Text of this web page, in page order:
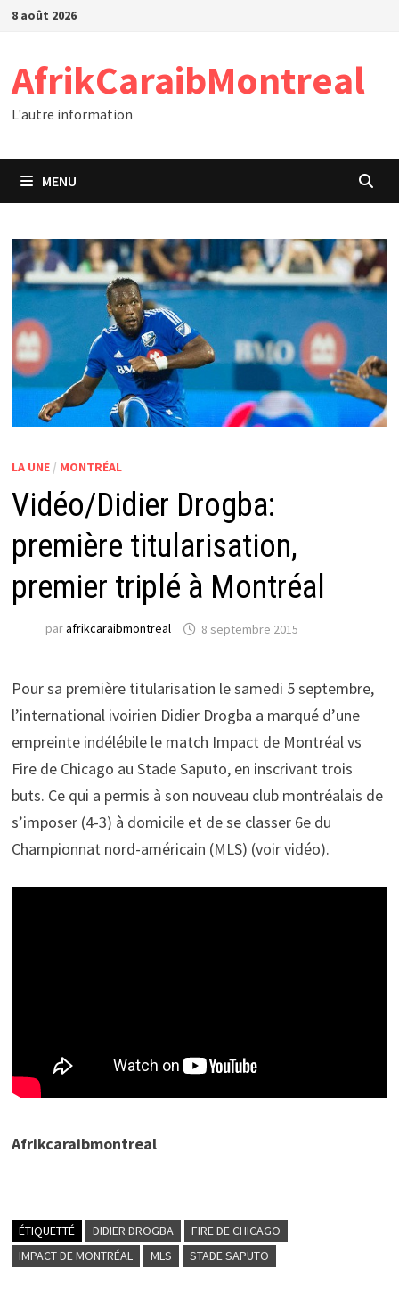
Passer
8 août 2026
AfrikCaraibMontreal
L'autre information
MENU
LA UNE/ MONTRÉAL
Vidéo/Didier Drogba:
première titularisation,
premier triplé à Montréal
parafrikcaraibmontreal 8 septembre 2015
Pour sa première titularisation le samedi 5 septembre,
l’international ivoirien Didier Drogba a marqué d’une
empreinte indélébile le match Impact de Montréal vs
Fire de Chicago au Stade Saputo, en inscrivant trois
buts. Ce qui a permis à son nouveau club montréalais de
s’imposer (4-3) à domicile et de se classer 6e du
Championnat nord-américain (MLS) (voir vidéo).
Afrikcaraibmontreal
ÉTIQUETTÉ DIDIER DROGBA
FIRE DE CHICAGO
IMPACT DE MONTRÉAL
MLS STADE SAPUTO